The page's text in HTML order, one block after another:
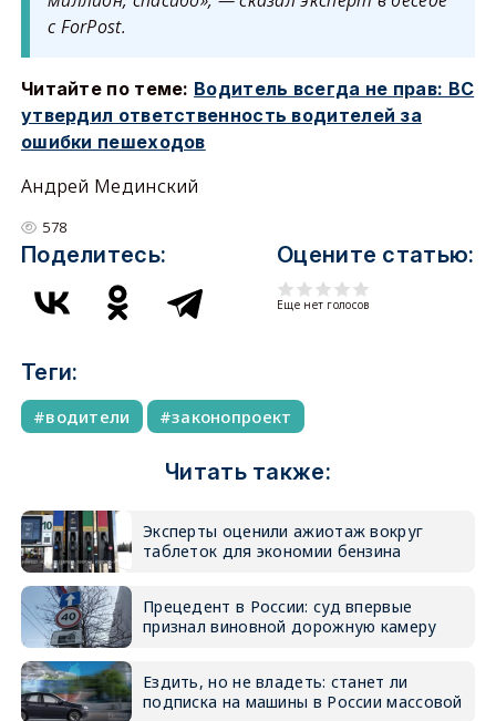
с ForPost.
Читайте по теме: Водитель всегда не прав: ВС
утвердил ответственность водителей за
ошибки пешеходов
Андрей Мединский
578
Поделитесь: Оцените статью:
Еще нет голосов
Теги:
водители законопроект
Читать также:
Эксперты оценили ажиотаж вокруг
таблеток для экономии бензина
Прецедент в России: суд впервые
признал виновной дорожную камеру
Ездить, но не владеть: станет ли
подписка на машины в России массовой